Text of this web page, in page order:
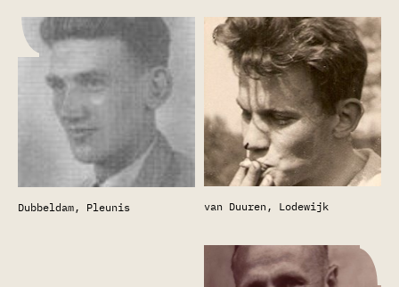
Dubbeldam, Pleunis van Duuren, Lodewijk